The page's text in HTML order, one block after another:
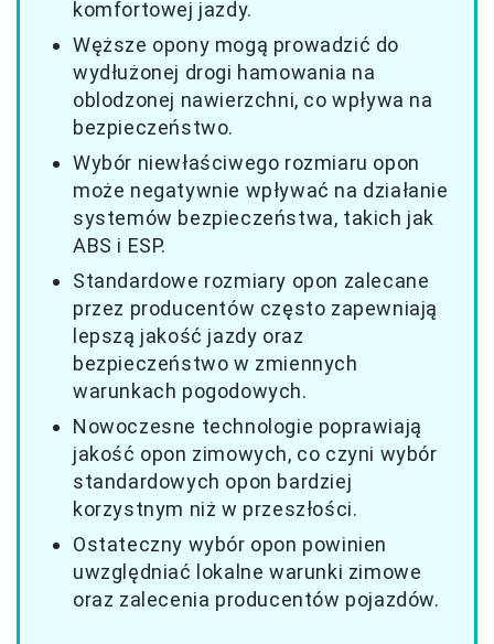
komfortowej jazdy.
Węższe opony mogą prowadzić do
wydłużonej drogi hamowania na
oblodzonej nawierzchni, co wpływa na
bezpieczeństwo.
Wybór niewłaściwego rozmiaru opon
może negatywnie wpływać na działanie
systemów bezpieczeństwa, takich jak
ABS i ESP.
Standardowe rozmiary opon zalecane
przez producentów często zapewniają
lepszą jakość jazdy oraz
bezpieczeństwo w zmiennych
warunkach pogodowych.
Nowoczesne technologie poprawiają
jakość opon zimowych, co czyni wybór
standardowych opon bardziej
korzystnym niż w przeszłości.
Ostateczny wybór opon powinien
uwzględniać lokalne warunki zimowe
oraz zalecenia producentów pojazdów.